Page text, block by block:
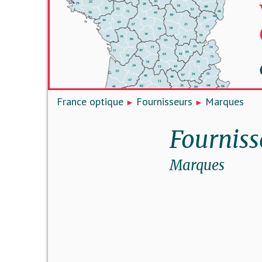
France optique Fournisseurs Marques
Marques